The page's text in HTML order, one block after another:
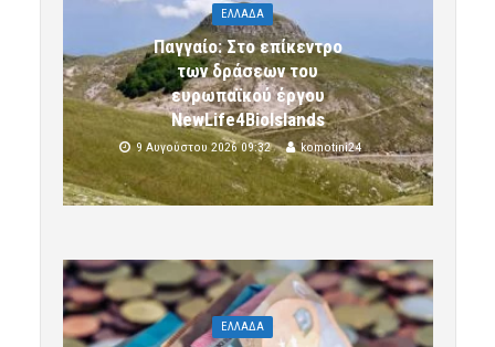
ΕΛΛΑΔΑ
Παγγαίο: Στο επίκεντρο
των δράσεων του
ευρωπαϊκού έργου
NewLife4BioIslands
9 Αυγούστου 2026 09:32 komotini24
ΕΛΛΑΔΑ